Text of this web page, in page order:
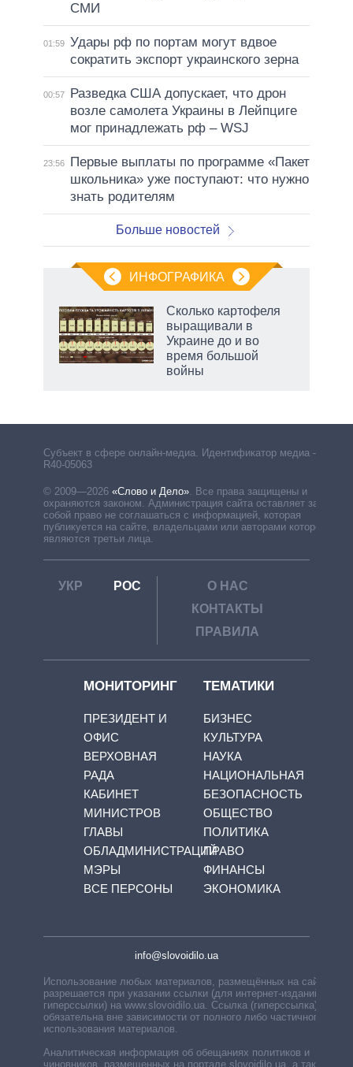
СМИ
01:59 Удары рф по портам могут вдвое
сократить экспорт украинского зерна
00:57
Разведка США допускает, что дрон
возле самолета Украины в Лейпциге
мог принадлежать рф – WSJ
23:56
Первые выплаты по программе «Пакет
школьника» уже поступают: что нужно
знать родителям
Больше новостей
ИНФОГРАФИКА
Сколько картофеля
выращивали в
Украине до и во
время большой
войны
Субъект в сфере онлайн-медиа. Идентификатор медиа –
R40-05063
© 2009—2026 «Слово и Дело». Все права защищены и
охраняются законом. Администрация сайта оставляет за
собой право не соглашаться с информацией, которая
публикуется на сайте, владельцами или авторами которой
являются третьи лица.
УКР РОС
О НАС
КОНТАКТЫ
ПРАВИЛА
МОНИТОРИНГ
ПРЕЗИДЕНТ И
ОФИС
ВЕРХОВНАЯ
РАДА
КАБИНЕТ
МИНИСТРОВ
ГЛАВЫ
ОБЛАДМИНИСТРАЦИЙ
МЭРЫ
ВСЕ ПЕРСОНЫ
ТЕМАТИКИ
БИЗНЕС
КУЛЬТУРА
НАУКА
НАЦИОНАЛЬНАЯ
БЕЗОПАСНОСТЬ
ОБЩЕСТВО
ПОЛИТИКА
ПРАВО
ФИНАНСЫ
ЭКОНОМИКА
info@slovoidilo.ua
Использование любых материалов, размещённых на сайте,
разрешается при указании ссылки (для интернет-изданий —
гиперссылки) на www.slovoidilo.ua. Ссылка (гиперссылка)
обязательна вне зависимости от полного либо частичного
использования материалов.
Аналитическая информация об обещаниях политиков и
чиновников, размещенных на портале slovoidilo.ua, а также